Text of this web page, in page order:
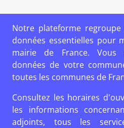
Notre plateforme
données essentielles pour
mairie de France. Vous
données de votre
toutes les communes de
Consultez les horaires
les informations
adjoints, tous les